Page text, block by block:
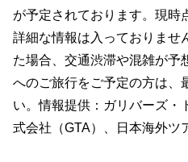
が予定されております。現時
詳細な情報は入っておりませ
た場合、交通渋滞や混雑が予
へのご旅行をご予定の方は、
い。情報提供：ガリバーズ・
式会社（GTA）、日本海外ツ